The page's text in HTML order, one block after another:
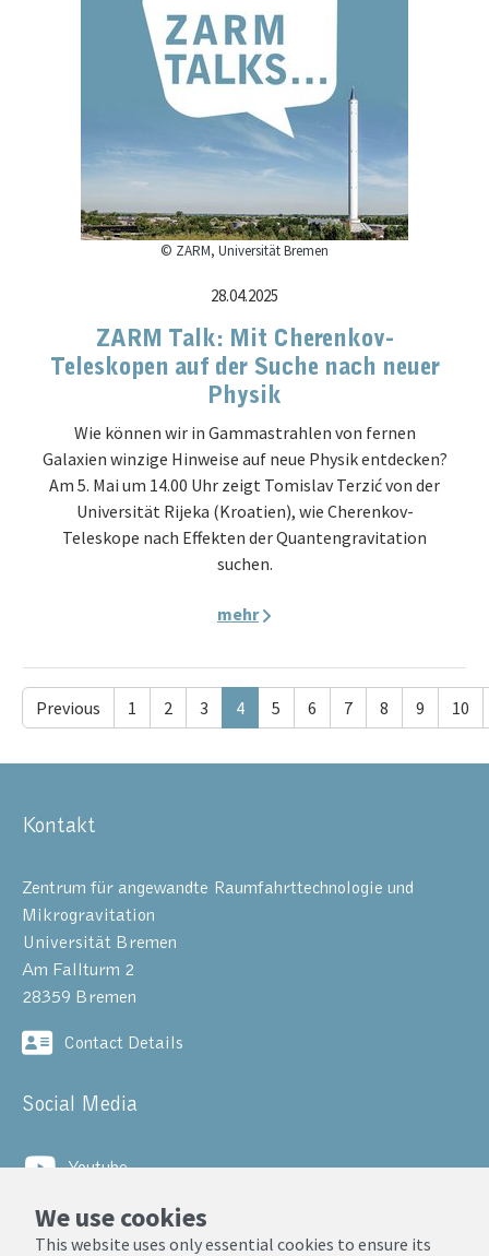
We use cookies
This website uses only essential cookies to ensure its
© ZARM, Universität Bremen
28.04.2025
ZARM Talk: Mit Cherenkov-
Teleskopen auf der Suche nach neuer
Physik
Wie können wir in Gammastrahlen von fernen
Galaxien winzige Hinweise auf neue Physik entdecken?
Am 5. Mai um 14.00 Uhr zeigt Tomislav Terzić von der
Universität Rijeka (Kroatien), wie Cherenkov-
Teleskope nach Effekten der Quantengravitation
suchen.
mehr
Previous 1 2 3 4 5 6 7 8 9 10
Kontakt
Zentrum für angewandte Raumfahrttechnologie und
Mikrogravitation
Universität Bremen
Am Fallturm 2
28359 Bremen
Contact Details
Social Media
Youtube
LinkedIn